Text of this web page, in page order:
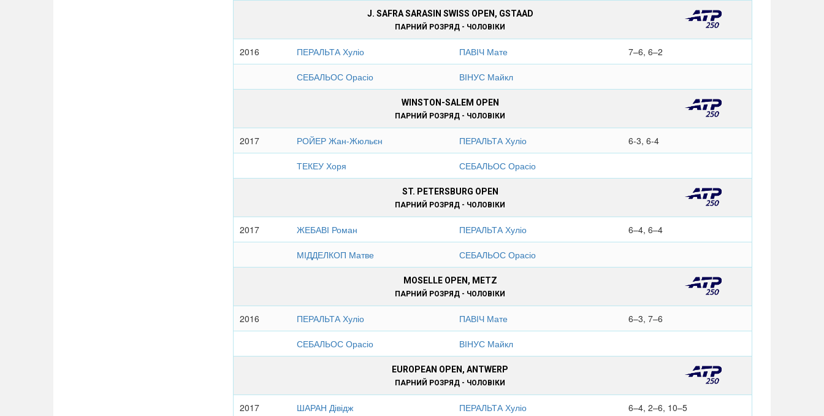
J. SAFRA SARASIN SWISS OPEN, GSTAAD
ПАРНИЙ РОЗРЯД - ЧОЛОВІКИ
2016 ПЕРАЛЬТА Хуліо ПАВІЧ Мате 7–6, 6–2
СЕБАЛЬОС Орасіо ВІНУС Майкл
WINSTON-SALEM OPEN
ПАРНИЙ РОЗРЯД - ЧОЛОВІКИ
2017 РОЙЕР Жан-Жюльєн ПЕРАЛЬТА Хуліо 6-3, 6-4
ТЕКЕУ Хоря СЕБАЛЬОС Орасіо
ST. PETERSBURG OPEN
ПАРНИЙ РОЗРЯД - ЧОЛОВІКИ
2017 ЖЕБАВІ Роман ПЕРАЛЬТА Хуліо 6–4, 6–4
МІДДЕЛКОП Матве СЕБАЛЬОС Орасіо
MOSELLE OPEN, METZ
ПАРНИЙ РОЗРЯД - ЧОЛОВІКИ
2016 ПЕРАЛЬТА Хуліо ПАВІЧ Мате 6–3, 7–6
СЕБАЛЬОС Орасіо ВІНУС Майкл
EUROPEAN OPEN, ANTWERP
ПАРНИЙ РОЗРЯД - ЧОЛОВІКИ
2017 ШАРАН Дівідж ПЕРАЛЬТА Хуліо 6–4, 2–6, 10–5